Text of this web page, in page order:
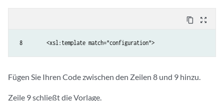
content_copy zoom_out_map
8        <xsl:template match="configuration">
Fügen Sie Ihren Code zwischen den Zeilen 8 und 9 hinzu.
Zeile 9 schließt die Vorlage.